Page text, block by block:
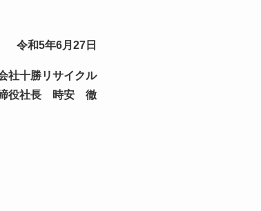
令和5年6月27日
社十勝リサイクル
役社長 時安 徹